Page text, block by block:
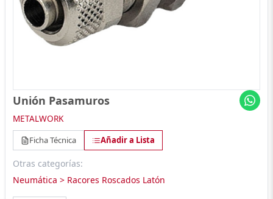
Unión Pasamuros
METALWORK
Ficha Técnica Añadir a Lista
Otras categorías:
Neumática > Racores Roscados Latón